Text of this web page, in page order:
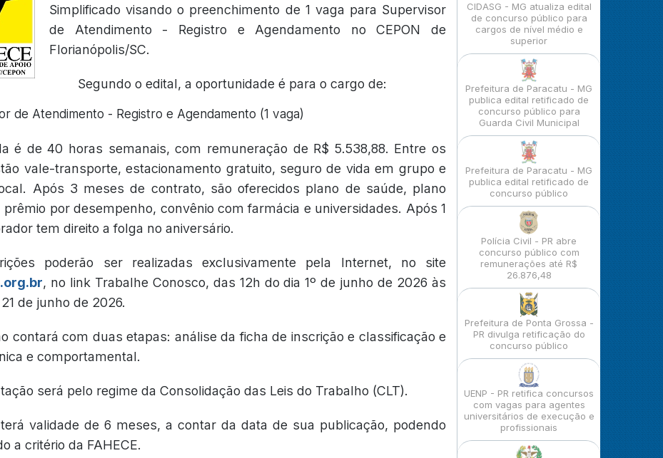
Simplificado visando o preenchimento de 1 vaga para Supervisor
de Atendimento - Registro e Agendamento no CEPON de
Florianópolis/SC.
Segundo o edital, a oportunidade é para o cargo de:
de Atendimento - Registro e Agendamento (1 vaga)
é de 40 horas semanais, com remuneração de R$ 5.538,88. Entre os
vale-transporte, estacionamento gratuito, seguro de vida em grupo e
Após 3 meses de contrato, são oferecidos plano de saúde, plano
prêmio por desempenho, convênio com farmácia e universidades. Após 1
tem direito a folga no aniversário.
poderão ser realizadas exclusivamente pela Internet, no site
, no link Trabalhe Conosco, das 12h do dia 1º de junho de 2026 às
de junho de 2026.
contará com duas etapas: análise da ficha de inscrição e classificação e
e comportamental.
será pelo regime da Consolidação das Leis do Trabalho (CLT).
validade de 6 meses, a contar da data de sua publicação, podendo
a critério da FAHECE.
CIDASG - MG atualiza edital
de concurso público para
cargos de nível médio e
superior
Prefeitura de Paracatu - MG
publica edital retificado de
concurso público para
Guarda Civil Municipal
Prefeitura de Paracatu - MG
publica edital retificado de
concurso público
Polícia Civil - PR abre
concurso público com
remunerações até R$
26.876,48
Prefeitura de Ponta Grossa -
PR divulga retificação do
concurso público
UENP - PR retifica concursos
com vagas para agentes
universitários de execução e
profissionais